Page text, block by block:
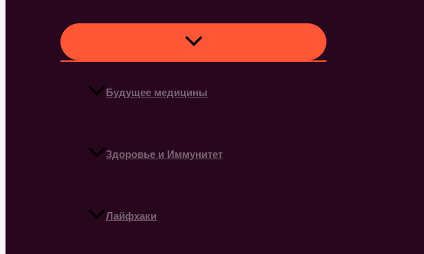
Будущее медицины
Здоровье и Иммунитет
Лайфхаки